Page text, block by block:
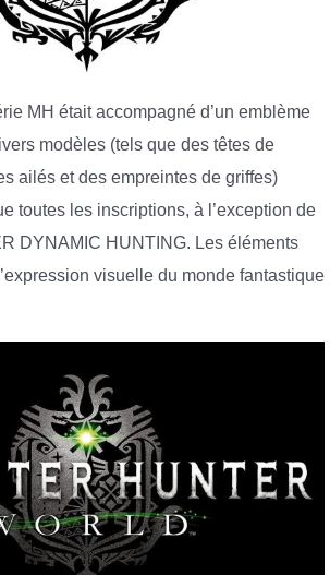
MH était accompagné d’un emblème
modèles (tels que des têtes de
ailés et des empreintes de griffes)
toutes les inscriptions, à l’exception de
DYNAMIC HUNTING. Les éléments
visuelle du monde fantastique